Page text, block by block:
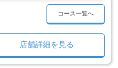
コース一覧へ
店舗詳細を見る